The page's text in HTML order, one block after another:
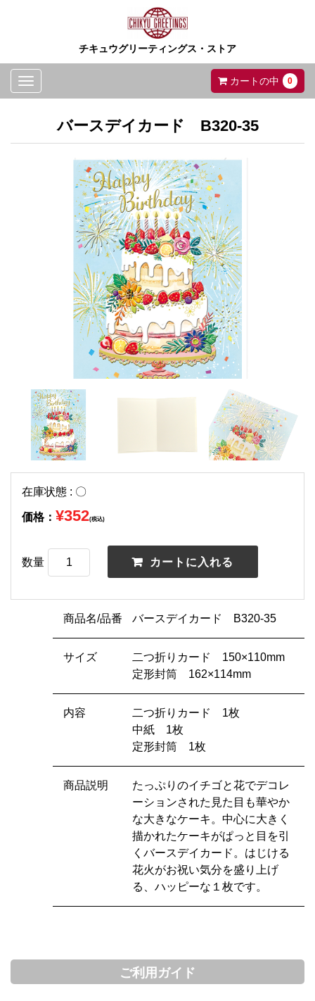
チキュウグリーティングス・ストア
Toggle
navigation
カートの中 0
バースデイカード B320-35
在庫状態 : 〇
価格： ¥352(税込)
数量
商品名/品番 バースデイカード B320-35
サイズ
二つ折りカード 150×110mm
定形封筒 162×114mm
内容
二つ折りカード 1枚
中紙 1枚
定形封筒 1枚
商品説明
たっぷりのイチゴと花でデコレ
ーションされた見た目も華やか
な大きなケーキ。中心に大きく
描かれたケーキがぱっと目を引
くバースデイカード。はじける
花火がお祝い気分を盛り上げ
る、ハッピーな１枚です。
ご利用ガイド